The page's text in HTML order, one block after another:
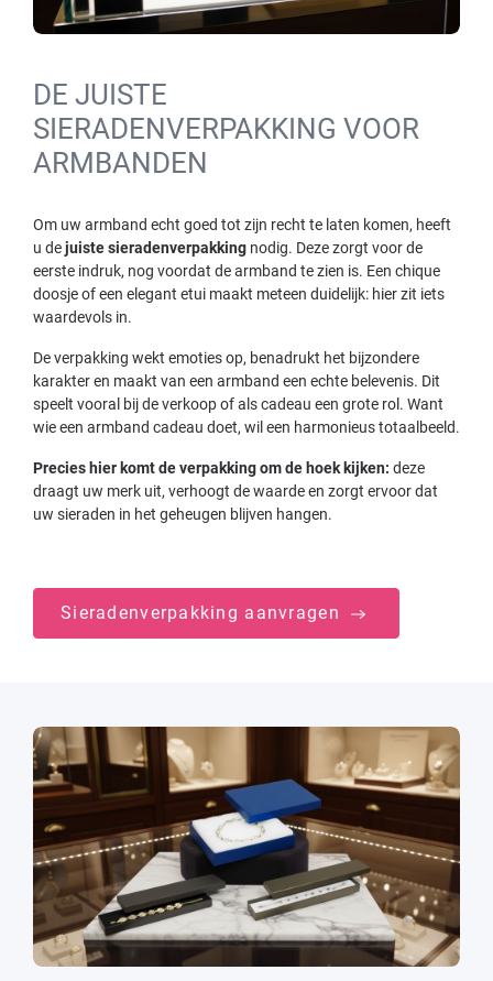
DE JUISTE
SIERADENVERPAKKING VOOR
ARMBANDEN
Om uw armband echt goed tot zijn recht te laten komen, heeft
u dejuiste sieradenverpakking nodig. Deze zorgt voor de
eerste indruk, nog voordat de armband te zien is. Een chique
doosje of een elegant etui maakt meteen duidelijk: hier zit iets
waardevols in.
De verpakking wekt emoties op, benadrukt het bijzondere
karakter en maakt van een armband een echte belevenis. Dit
speelt vooral bij de verkoop of als cadeau een grote rol. Want
wie een armband cadeau doet, wil een harmonieus totaalbeeld.
Precies hier komt de verpakking om de hoek kijken: deze
draagt uw merk uit, verhoogt de waarde en zorgt ervoor dat
uw sieraden in het geheugen blijven hangen.
Sieradenverpakking aanvragen